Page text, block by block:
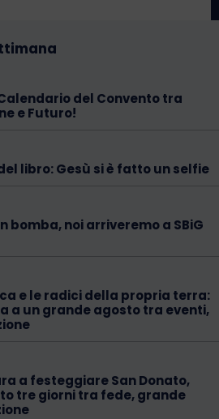
del Convento tra
e Futuro!
libro: Gesù si è fatto un selfie
bomba, noi arriveremo a SBiG
e le radici della propria terra:
a un grande agosto tra eventi,
a festeggiare San Donato,
tre giorni tra fede, grande